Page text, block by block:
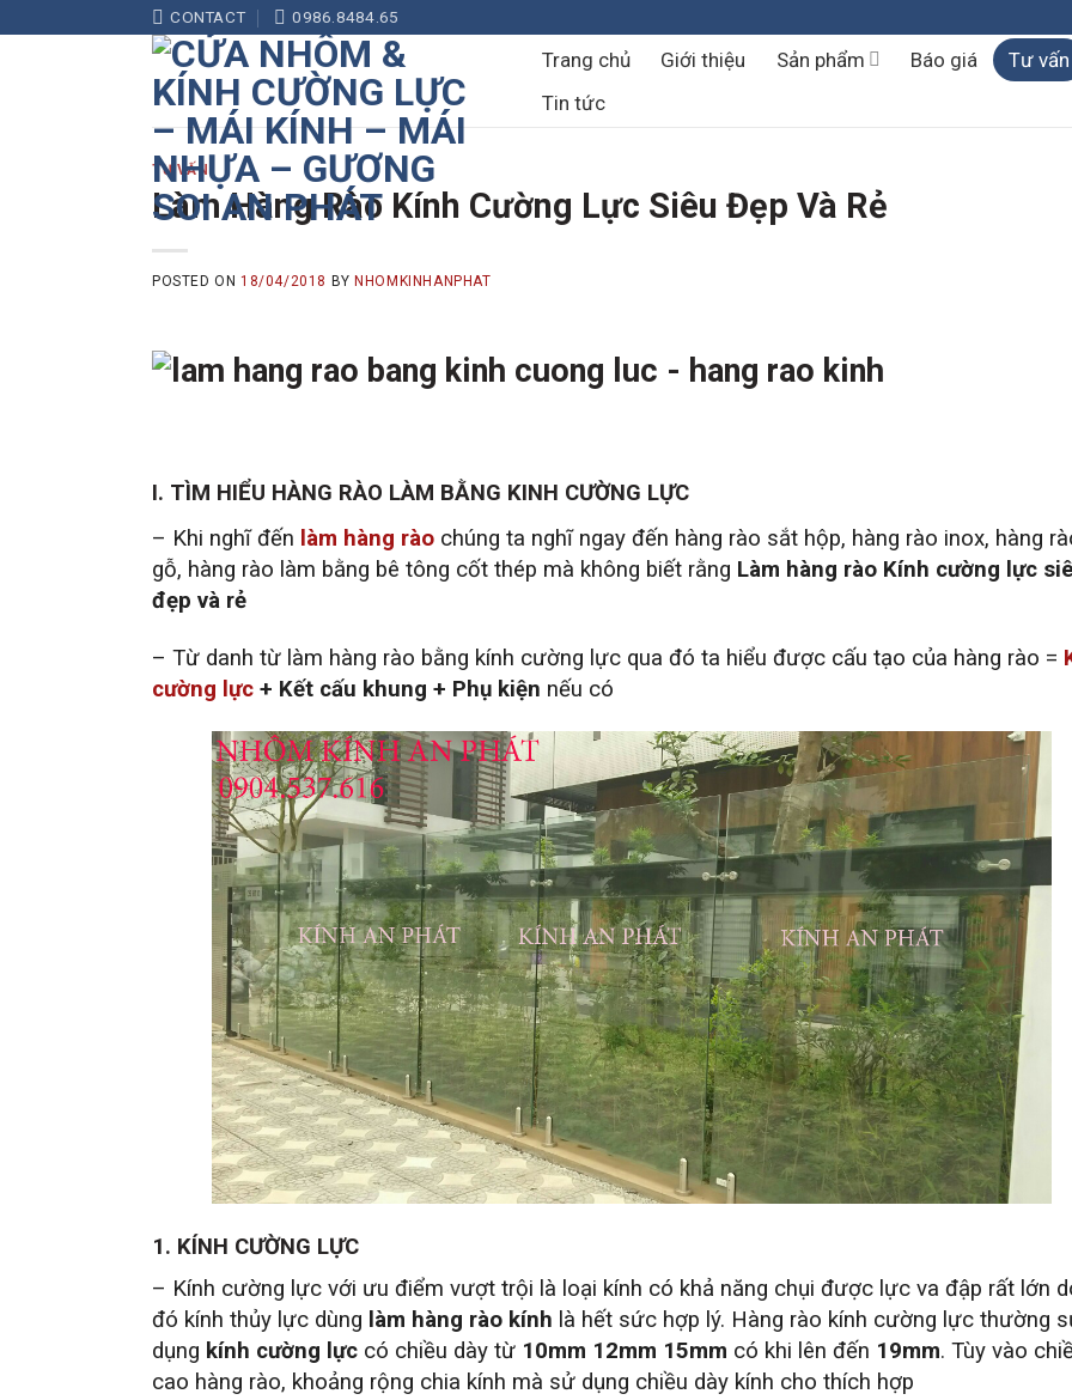
to
CONTACT 0986.8484.65
Trang chủ Giới thiệu Sản phẩm Báo giá
Tư vấn
Tin tức
TƯ VẤN
Làm Hàng Rào Kính Cường Lực Siêu Đẹp Và Rẻ
POSTED ON 18/04/2018 BY NHOMKINHANPHAT
I. TÌM HIỂU HÀNG RÀO LÀM BẰNG KINH CƯỜNG LỰC
– Khi nghĩ đến làm hàng rào chúng ta nghĩ ngay đến hàng rào sắt hộp, hàng rào inox, hàng
gỗ, hàng rào làm bằng bê tông cốt thép mà không biết rằng Làm hàng rào Kính cường lực
đẹp và rẻ
– Từ danh từ làm hàng rào bằng kính cường lực qua đó ta hiểu được cấu tạo của hàng rào =
cường lực + Kết cấu khung + Phụ kiện nếu có
1. KÍNH CƯỜNG LỰC
– Kính cường lực với ưu điểm vượt trội là loại kính có khả năng chụi được lực va đập rất lớn
đó kính thủy lực dùng làm hàng rào kính là hết sức hợp lý. Hàng rào kính cường lực thường
dụng kính cường lực có chiều dày từ 10mm 12mm 15mm có khi lên đến 19mm. Tùy vào
cao hàng rào, khoảng rộng chia kính mà sử dụng chiều dày kính cho thích hợp